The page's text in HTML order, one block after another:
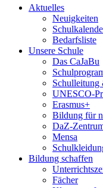
Aktuelles
Neuigkeiten
Bedarfsliste
Unsere Schule
Das CaJaBu
UNESCO-
Erasmus+
Bildung für
DaZ-
Mensa
Bildung schaffen
Fächer